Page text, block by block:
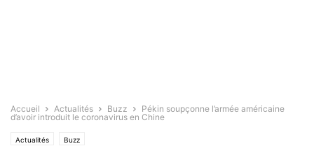
Accueil Actualités Buzz
Pékin soupçonne l’armée américaine
d’avoir introduit le coronavirus en Chine
Actualités Buzz